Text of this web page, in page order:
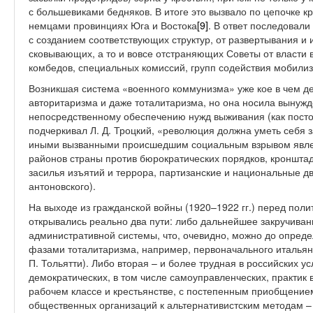
с большевиками бедняков. В итоге это вызвало по цепочке
немцами провинциях Юга и Востока[9]. В ответ
с созданием соответствующих структур, от развертывания
сковывающих, а то и вовсе отстраняющих Советы от власти
комбедов, специальных комиссий, групп содействия
Возникшая система «военного коммунизма» уже кое в чем
авторитаризма и даже тоталитаризма, но она носила
непосредственному обеспечению нужд выживания (как
подчеркивал Л. Д. Троцкий, «революция должна уметь себя
иными вызванными происшедшим социальным взрывом
районов страны против бюрократических порядков,
засилья изъятий и террора, партизанские и национальные
антоновского).
На выходе из гражданской войны (1920–1922 гг.) перед
открывались реально два пути: либо дальнейшее
административной системы, что, очевидно, можно до
фазами тоталитаризма, например, первоначального
П. Тольятти). Либо вторая – и более трудная в российских
демократических, в том числе самоуправленческих,
рабочем классе и крестьянстве, с постепенным
общественных организаций к альтернативистским